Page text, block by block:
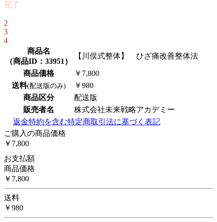
完了
2
3
4
商品名
（商品ID：33951 ）
【川俣式整体】 ひざ痛改善整体法
商品価格
￥7,800
送料(配送版のみ)
￥980
商品区分
配送版
販売者名
株式会社未来戦略アカデミー
返金特約を含む特定商取引法に基づく表記
ご購入の商品価格
￥7,800
お支払額
商品価格
￥7,800
送料
￥980